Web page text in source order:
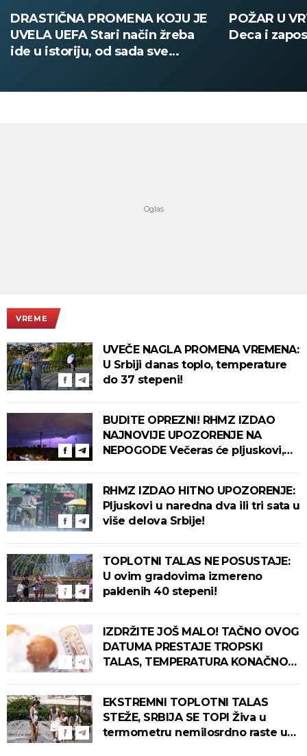
POŽAR U VRTIĆU NA VOŽDOVCU
Deca i zaposleni evakuisani
SINIŠA
DOBIO
VREME
UVEČE NAGLA PROMENA VREMENA:
U Srbiji danas toplo, temperature
do 37 stepeni!
BUDITE OPREZNI! RHMZ IZDAO
NAJNOVIJE UPOZORENJE NA
NEPOGODE Večeras će pljuskovi,
RHMZ IZDAO HITNO UPOZORENJE:
Pljuskovi u naredna dva ili tri sata u
više delova Srbije!
TOPLOTNI TALAS NE POSUSTAJE:
U ovim gradovima izmereno
paklenih 40 stepeni!
IZDRŽITE JOŠ MALO! TAČNO OVOG
DATUMA PRESTAJE TROPSKI
TALAS, TEMPERATURA KONAČNO
EKSTREMNI TOPLOTNI TALAS
STEŽE, SRBIJA SE TOPI Živa u
termometru nemilosrdno raste u